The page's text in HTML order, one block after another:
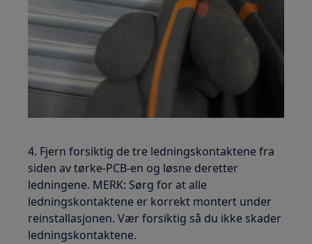
4. Fjern forsiktig de tre ledningskontaktene fra
siden av tørke-PCB-en og løsne deretter
ledningene. MERK: Sørg for at alle
ledningskontaktene er korrekt montert under
reinstallasjonen. Vær forsiktig så du ikke skader
ledningskontaktene.